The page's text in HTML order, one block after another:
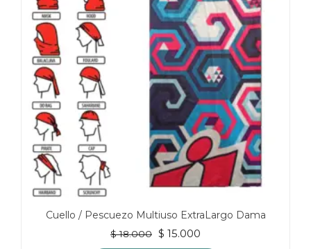
Cuello / Pescuezo Multiuso ExtraLargo Dama
$18.000 El
$ 15.000